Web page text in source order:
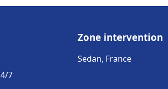
7
Zone intervention
Sedan, France